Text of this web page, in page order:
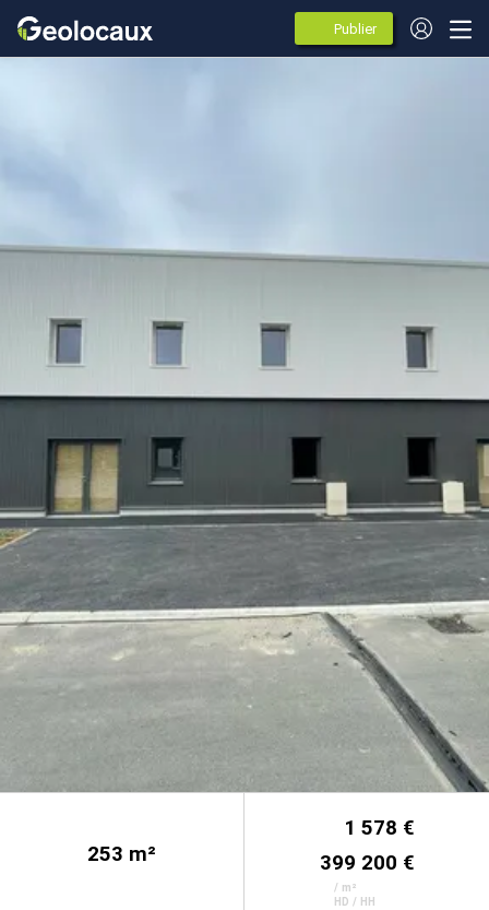
Publier
des
annonces
253 m²
1 578 €
399 200 €
/ m²
HD / HH